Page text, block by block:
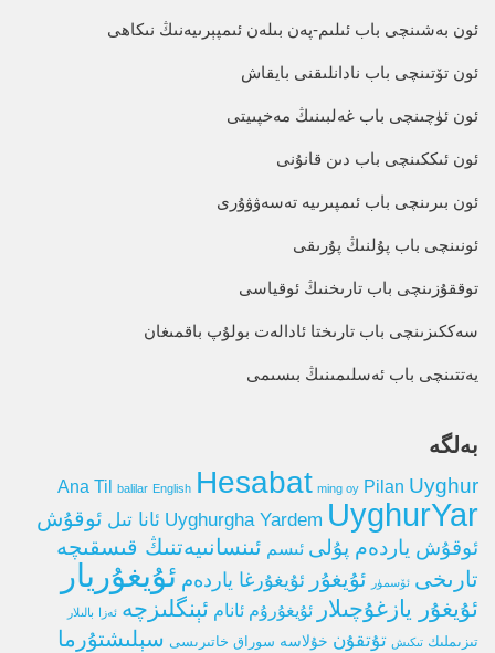
ئون بەشىنچى باب ئىلىم-پەن بىلەن ئىمپېرىيەنىڭ نىكاھى
ئون تۆتىنچى باب نادانلىقنى بايقاش
ئون ئۈچىنچى باب غەلبىنىڭ مەخپىيتى
ئون ئىككىنچى باب دىن قانۇنى
ئون بىرىنچى باب ئىمپىرىيە تەسەۋۋۇرى
ئونىنچى باب پۇلنىڭ پۇرىقى
توققۇزىنچى باب تارىخنىڭ ئوقياسى
سەككىزىنچى باب تارىختا ئادالەت بولۇپ باقمىغان
يەتتىنچى باب ئەسلىمىنىڭ بىسىمى
بەلگە
Ana Til balilar English Hesabat ming oy Pilan Uyghur
Uyghurgha Yardem UyghurYar ئانا تىل ئوقۇش
ئوقۇش ياردەم پۇلى ئىسم ئىنسانىيەتنىڭ قىسقىچە
تارىخى ئۆسمۈر ئۇيغۇر ئۇيغۇرغا ياردەم ئۇيغۇريار
ئۇيغۇر يازغۇچىلار ئۇيغۇرۇم ئانام ئېنگلىزچە ئەزا بالىلار
تىزىملىك تىكىش تۇتقۇن خۇلاسە سوراق خاتىرىسى سېلىشتۇرما